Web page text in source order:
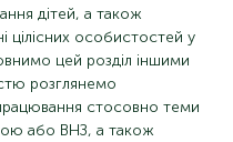
дітей, а також
цілісних особистостей у
цей розділ іншими
розглянемо
стосовно теми
або ВНЗ, а також